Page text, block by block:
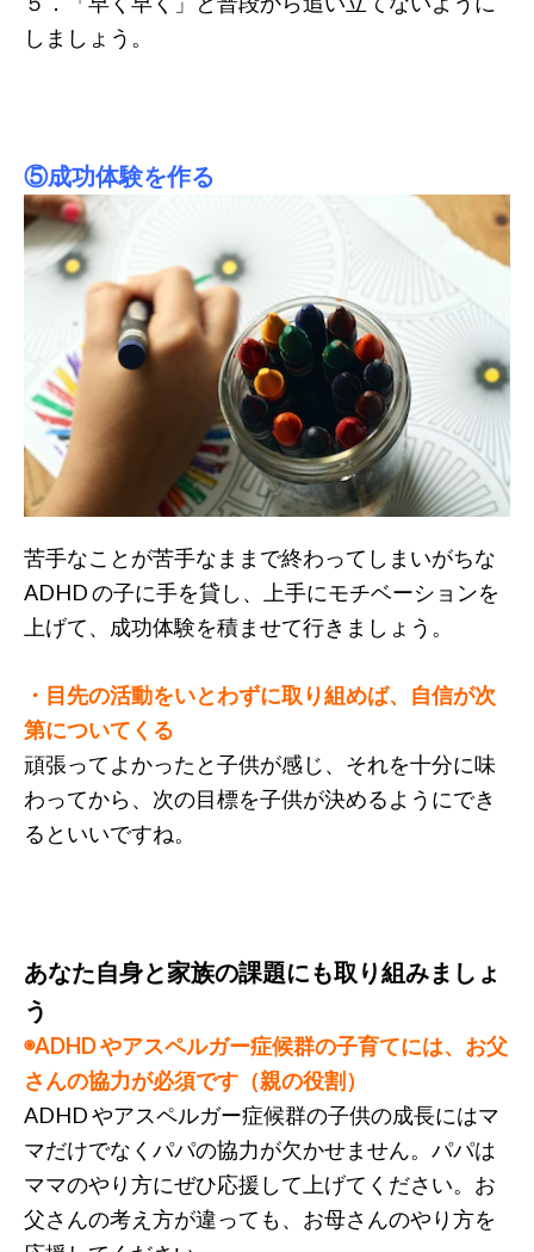
しましょう。
⑤成功体験を作る
苦手なことが苦手なままで終わってしまいがちな
ADHD の子に手を貸し、上手にモチベーションを
上げて、成功体験を積ませて行きましょう。
・目先の活動をいとわずに取り組めば、自信が次
第についてくる
頑張ってよかったと子供が感じ、それを十分に味
わってから、次の目標を子供が決めるようにでき
るといいですね。
あなた自身と家族の課題にも取り組みましょ
う
◉ADHD やアスペルガー症候群の子育てには、お父
さんの協力が必須です（親の役割）
ADHD やアスペルガー症候群の子供の成長にはマ
マだけでなくパパの協力が欠かせません。パパは
ママのやり方にぜひ応援して上げてください。お
父さんの考え方が違っても、お母さんのやり方を